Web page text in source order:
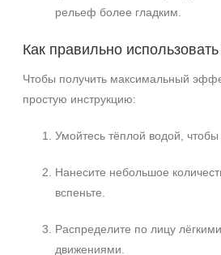
рельеф более гладким.
Как правильно
Чтобы получить максимальный
простую инструкцию:
Умойтесь тёплой водой, чтобы
Нанесите небольшое
вспеньте.
Распределите по лицу
движениями.
+7 (495) 640-58-